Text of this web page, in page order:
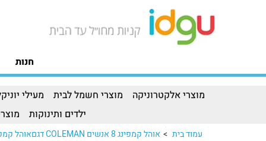
חנות
מוצרי אלקטרוניקה מוצרי חשמל לבית מעילי
ילדים ותינוקות
עמוד בית > אוהל קמפינג 8 אנשים COLEMAN דגםאוהל קמפינג 8 אנשים COLEMAN דגם..